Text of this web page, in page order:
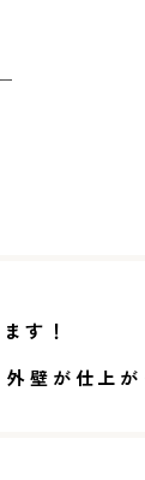
す！
外壁が仕上が